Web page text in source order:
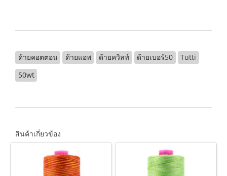
ด้ายคอตตอน ด้ายแอพ ด้ายควิลท์ ด้ายเบอร์50
Tutti
50wt
สินค้าเกี่ยวข้อง